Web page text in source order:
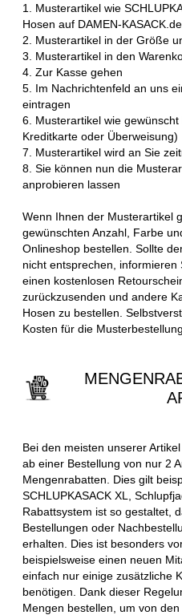
1. Musterartikel wie
Hosen auf DAMEN-
2. Musterartikel in der Größe
3. Musterartikel in den
4. Zur Kasse gehen
5. Im Nachrichtenfeld an uns
eintragen
6. Musterartikel wie
Kreditkarte oder Überweisung)
7. Musterartikel wird an Sie
8. Sie können nun die
anprobieren lassen
Wenn Ihnen der Musterartikel
gewünschten Anzahl, Farbe
Onlineshop bestellen. Sollte
nicht entsprechen, informieren
einen kostenlosen
zurückzusenden und andere
Hosen zu bestellen.
Kosten für die Musterbestellung.
Bei den meisten unserer
ab einer Bestellung von nur 2
Mengenrabatten. Dies gilt
SCHLUPKASACK XL,
Rabattsystem ist so gestaltet,
Bestellungen oder
erhalten. Dies ist besonders
beispielsweise einen neuen
einfach nur einige zusätzliche
benötigen. Dank dieser
Mengen bestellen, um von